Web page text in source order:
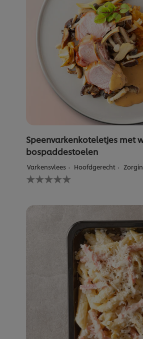
Speenvarkenkoteletjes met
bospaddestoelen
Varkensvlees Hoofdgerecht
Geen
beoordelingen
deze